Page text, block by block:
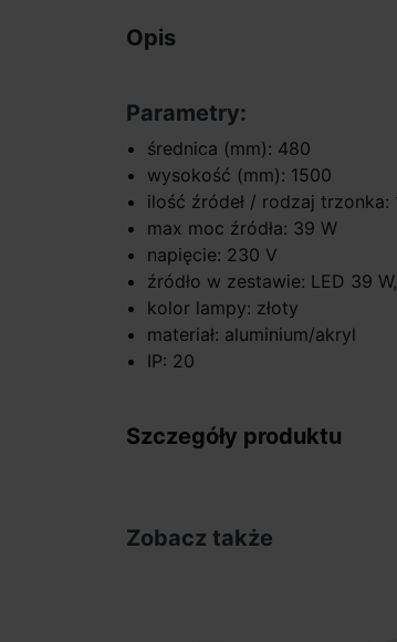
Opis
Parametry:
średnica (mm): 480
wysokość (mm): 1500
ilość źródeł / rodzaj trzonka:
max moc źródła: 39 W
napięcie: 230 V
źródło w zestawie: LED 39
kolor lampy: złoty
materiał: aluminium/akryl
IP: 20
Szczegóły produktu
Zobacz także